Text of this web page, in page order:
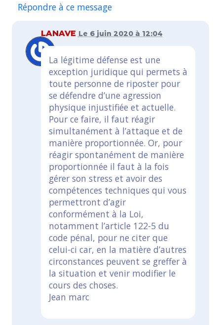
Répondre à ce message
LANAVE Le 6 juin 2020 à 12:04
La légitime défense est une
exception juridique qui permets à
toute personne de riposter pour
se défendre d’une agression
physique injustifiée et actuelle.
Pour ce faire, il faut réagir
simultanément à l’attaque et de
manière proportionnée. Or, pour
réagir spontanément de manière
proportionnée il faut à la fois
gérer son stress et avoir des
compétences techniques qui vous
permettront d’agir
conformément à la Loi,
notamment l’article 122-5 du
code pénal, pour ne citer que
celui-ci car, en la matière d’autres
circonstances peuvent se greffer à
la situation et venir modifier le
cours des choses.
Jean marc